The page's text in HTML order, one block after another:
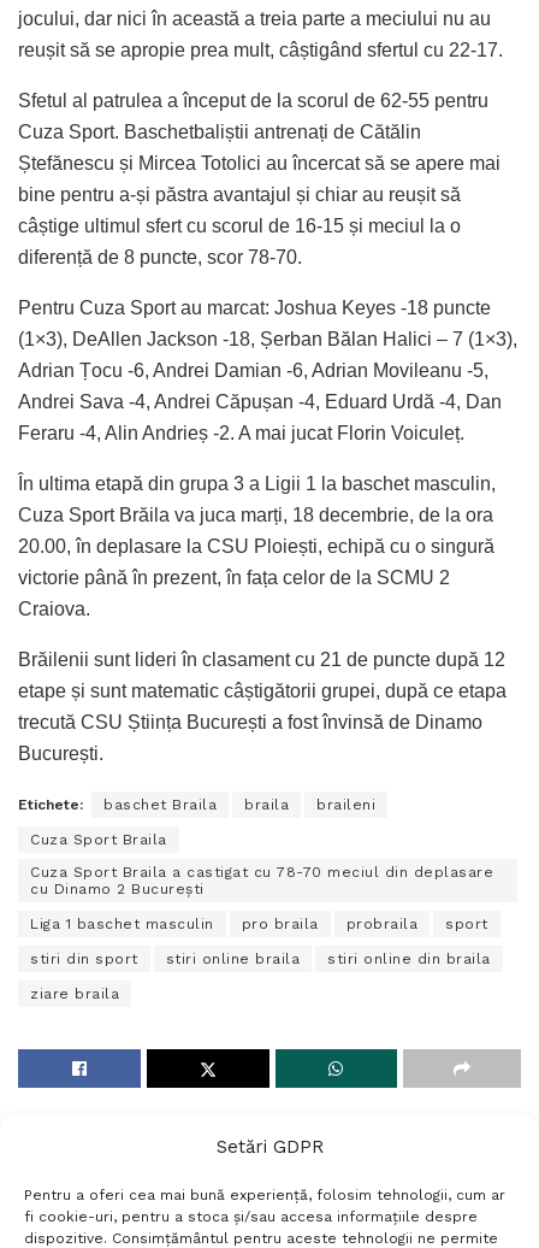
Setări GDPR
Pentru a oferi cea mai bună experiență, folosim tehnologii, cum ar
fi cookie-uri, pentru a stoca și/sau accesa informațiile despre
dispozitive. Consimțământul pentru aceste tehnologii ne permite
jocului, dar nici în această a treia parte a meciului nu au
reușit să se apropie prea mult, câștigând sfertul cu 22-17.
Sfetul al patrulea a început de la scorul de 62-55 pentru
Cuza Sport. Baschetbaliștii antrenați de Cătălin
Ștefănescu și Mircea Totolici au încercat să se apere mai
bine pentru a-și păstra avantajul și chiar au reușit să
câștige ultimul sfert cu scorul de 16-15 și meciul la o
diferență de 8 puncte, scor 78-70.
Pentru Cuza Sport au marcat: Joshua Keyes -18 puncte
(1×3), DeAllen Jackson -18, Șerban Bălan Halici – 7 (1×3),
Adrian Țocu -6, Andrei Damian -6, Adrian Movileanu -5,
Andrei Sava -4, Andrei Căpușan -4, Eduard Urdă -4, Dan
Feraru -4, Alin Andrieș -2. A mai jucat Florin Voiculeț.
În ultima etapă din grupa 3 a Ligii 1 la baschet masculin,
Cuza Sport Brăila va juca marți, 18 decembrie, de la ora
20.00, în deplasare la CSU Ploiești, echipă cu o singură
victorie până în prezent, în fața celor de la SCMU 2
Craiova.
Brăilenii sunt lideri în clasament cu 21 de puncte după 12
etape și sunt matematic câștigătorii grupei, după ce etapa
trecută CSU Știința București a fost învinsă de Dinamo
București.
Etichete: baschet Braila braila braileni
Cuza Sport Braila
Cuza Sport Braila a castigat cu 78-70 meciul din deplasare
cu Dinamo 2 București
Liga 1 baschet masculin pro braila probraila sport
stiri din sport stiri online braila stiri online din braila
ziare braila